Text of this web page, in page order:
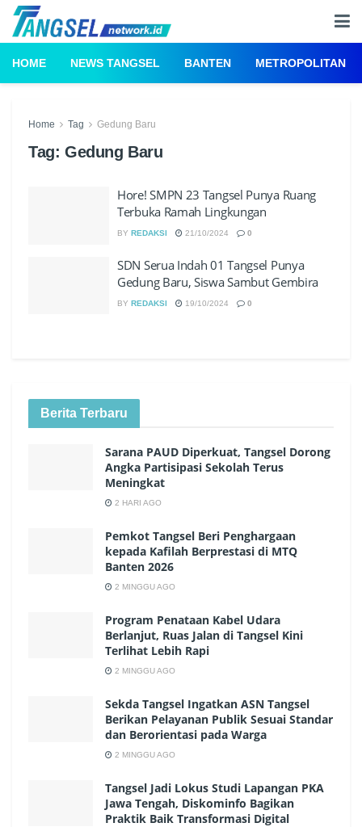
HOME NEWS TANGSEL BANTEN METROPOLITAN
Home Tag Gedung Baru
Tag: Gedung Baru
Hore! SMPN 23 Tangsel Punya Ruang
Terbuka Ramah Lingkungan
BY REDAKSI 21/10/2024 0
SDN Serua Indah 01 Tangsel Punya
Gedung Baru, Siswa Sambut Gembira
BY REDAKSI 19/10/2024 0
Berita Terbaru
Sarana PAUD Diperkuat, Tangsel Dorong
Angka Partisipasi Sekolah Terus
Meningkat
2 HARI AGO
Pemkot Tangsel Beri Penghargaan
kepada Kafilah Berprestasi di MTQ
Banten 2026
2 MINGGU AGO
Program Penataan Kabel Udara
Berlanjut, Ruas Jalan di Tangsel Kini
Terlihat Lebih Rapi
2 MINGGU AGO
Sekda Tangsel Ingatkan ASN Tangsel
Berikan Pelayanan Publik Sesuai Standar
dan Berorientasi pada Warga
2 MINGGU AGO
Tangsel Jadi Lokus Studi Lapangan PKA
Jawa Tengah, Diskominfo Bagikan
Praktik Baik Transformasi Digital